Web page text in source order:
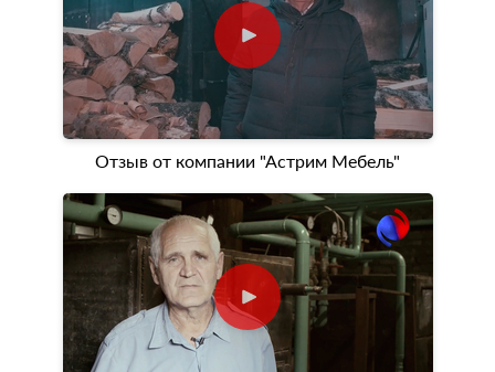
Отзыв от компании "Астрим Мебель"